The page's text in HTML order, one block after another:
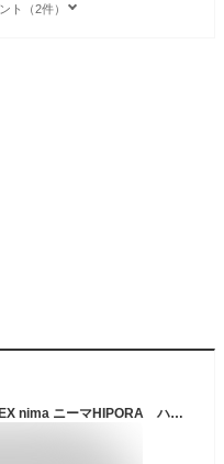
ト（2件）
スノーグローブ ユニセックス UNISEX nima ニーマHIPORA ハイポラ アクアプロテック【NG-401】